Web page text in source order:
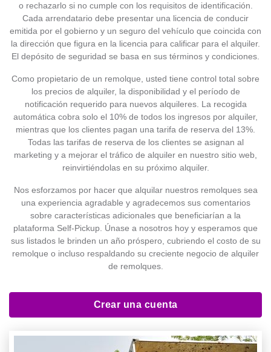
o rechazarlo si no cumple con los requisitos de identificación.
Cada arrendatario debe presentar una licencia de conducir
emitida por el gobierno y un seguro del vehículo que coincida con
la dirección que figura en la licencia para calificar para el alquiler.
El depósito de seguridad se basa en sus términos y condiciones.
Como propietario de un remolque, usted tiene control total sobre
los precios de alquiler, la disponibilidad y el período de
notificación requerido para nuevos alquileres. La recogida
automática cobra solo el 10% de todos los ingresos por alquiler,
mientras que los clientes pagan una tarifa de reserva del 13%.
Todas las tarifas de reserva de los clientes se asignan al
marketing y a mejorar el tráfico de alquiler en nuestro sitio web,
reinvirtiéndolas en su próximo alquiler.
Nos esforzamos por hacer que alquilar nuestros remolques sea
una experiencia agradable y agradecemos sus comentarios
sobre características adicionales que beneficiarían a la
plataforma Self-Pickup. Únase a nosotros hoy y esperamos que
sus listados le brinden un año próspero, cubriendo el costo de su
remolque o incluso respaldando su creciente negocio de alquiler
de remolques.
Crear una cuenta